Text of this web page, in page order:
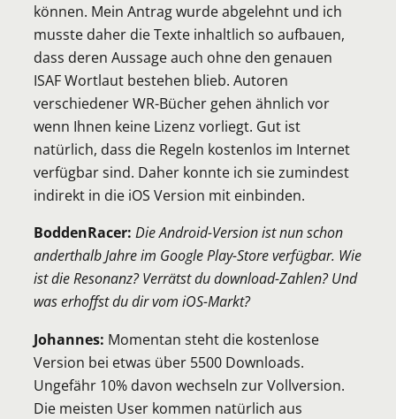
können. Mein Antrag wurde abgelehnt und ich
musste daher die Texte inhaltlich so aufbauen,
dass deren Aussage auch ohne den genauen
ISAF Wortlaut bestehen blieb. Autoren
verschiedener WR-Bücher gehen ähnlich vor
wenn Ihnen keine Lizenz vorliegt. Gut ist
natürlich, dass die Regeln kostenlos im Internet
verfügbar sind. Daher konnte ich sie zumindest
indirekt in die iOS Version mit einbinden.
BoddenRacer: Die Android-Version ist nun schon
anderthalb Jahre im Google Play-Store verfügbar. Wie
ist die Resonanz? Verrätst du download-Zahlen? Und
was erhoffst du dir vom iOS-Markt?
Johannes: Momentan steht die kostenlose
Version bei etwas über 5500 Downloads.
Ungefähr 10% davon wechseln zur Vollversion.
Die meisten User kommen natürlich aus